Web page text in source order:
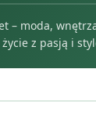
– moda,
z pasją i